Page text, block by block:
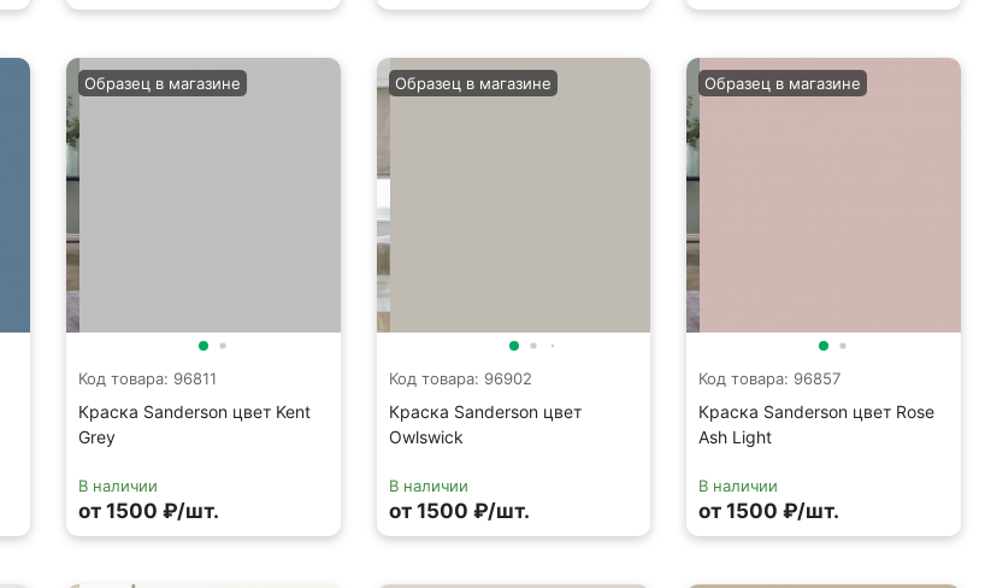
Код товара: 96811
Краска Sanderson цвет Kent
Grey
Образец в магазине
В наличии
от 1500 ₽/шт.
Код товара: 96902
Краска Sanderson цвет
Owlswick
Образец в магазине
В наличии
от 1500 ₽/шт.
Код товара: 96857
Краска Sanderson цвет Rose
Ash Light
Образец в магазине
В наличии
от 1500 ₽/шт.